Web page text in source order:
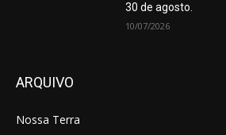
30 de agosto.
10/07/2026
ARQUIVO
Nossa Terra